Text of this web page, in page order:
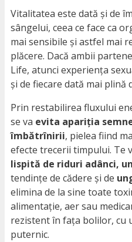
Vitalitatea este dată și de
sângelui, ceea ce face ca
mai sensibile și astfel mai
plăcere. Dacă ambii
Life, atunci experiența
și de fiecare dată mai plină
Prin restabilirea fluxului
se va evita apariția
îmbătrînirii, pielea fiind
efecte trecerii timpului. Te
lispită de riduri adânci,
tendințe de cădere și de
elimina de la sine toate
alimentație, aer sau
rezistent în fața bolilor, cu
puternic.